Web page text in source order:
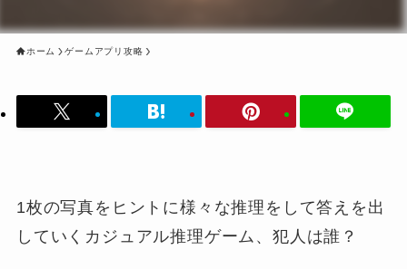
ホーム ゲームアプリ攻略
1枚の写真をヒントに様々な推理をして答えを出
していくカジュアル推理ゲーム、犯人は誰？